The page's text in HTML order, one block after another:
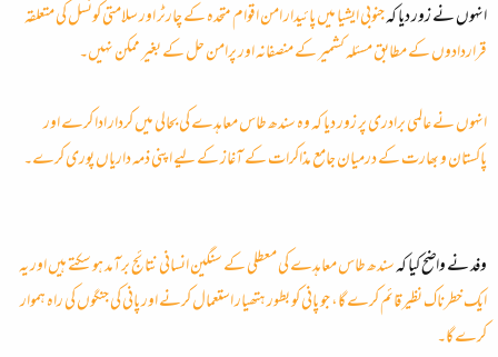
انہوں نے زور دیا کہجنوبی ایشیا میں پائیدار امن اقوام متحدہ کے چارٹر اور سلامتی کونسل کی متعلقہ
قراردادوں کے مطابق مسئلہ کشمیر کے منصفانہ اور پرامن حل کے بغیر ممکن نہیں۔
انہوں نے عالمی برادری پر زور دیا کہ وہ سندھ طاس معاہدے کی بحالی میں کردار ادا کرے اور
پاکستان و بھارت کے درمیان جامع مذاکرات کے آغاز کے لیے اپنی ذمہ داریاں پوری کرے۔
وفد نے واضح کیا کہسندھ طاس معاہدے کی معطلی کے سنگین انسانی نتائج برآمد ہو سکتے ہیں اور یہ
ایک خطرناک نظیر قائم کرے گا، جو پانی کو بطور ہتھیار استعمال کرنے اور پانی کی جنگوں کی راہ ہموار
کرے گا۔